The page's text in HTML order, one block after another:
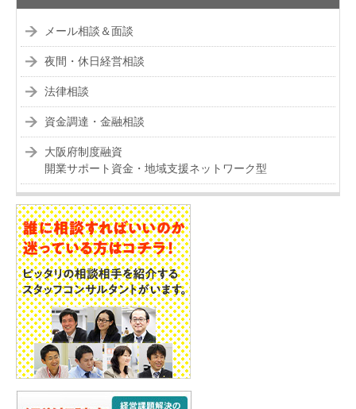
メール相談＆面談
夜間・休日経営相談
法律相談
資金調達・金融相談
大阪府制度融資
開業サポート資金・地域支援ネットワーク型